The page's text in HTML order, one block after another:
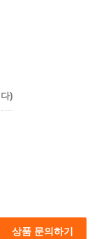
)
상품 문의하기